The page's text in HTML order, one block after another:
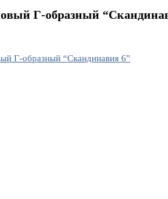
Г-образный
Г-образный “Скандинавия 6”